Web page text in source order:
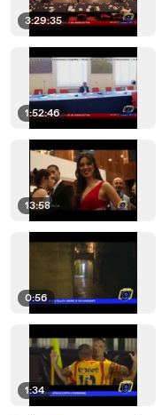
3:29:35
1:52:46
13:58
0:56
1:34